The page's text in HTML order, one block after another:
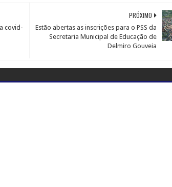
PRÓXIMO
Estão abertas as inscrições para o PSS da
Secretaria Municipal de Educação de
Delmiro Gouveia
covid-